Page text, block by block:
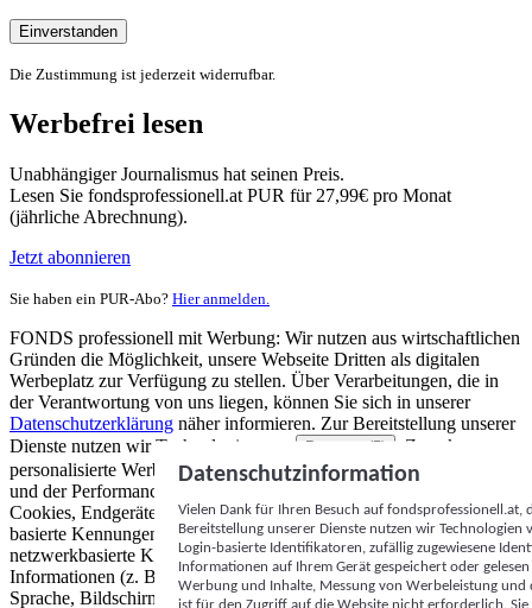
Einverstanden
Die Zustimmung ist jederzeit widerrufbar.
Werbefrei lesen
Unabhängiger Journalismus hat seinen Preis.
Lesen Sie fondsprofessionell.at PUR für 27,99€ pro Monat
(jährliche Abrechnung).
Jetzt abonnieren
Sie haben ein PUR-Abo? Hier anmelden.
FONDS professionell mit Werbung: Wir nutzen aus wirtschaftlichen
Gründen die Möglichkeit, unsere Webseite Dritten als digitalen
Werbeplatz zur Verfügung zu stellen. Über Verarbeitungen, die in
der Verantwortung von uns liegen, können Sie sich in unserer
Datenschutzerklärung näher informieren. Zur Bereitstellung unserer
Dienste nutzen wir Technologien von
Partnern (5)
. Zwecke:
personalisierte Werbung und Inhalte, Messung von Werbeleistung
und der Performance von Inhalten sowie Zielgruppenforschung.
Cookies, Endgeräte- oder ähnliche Online-Kennungen (z. B. login-
basierte Kennungen, zufällig generierte Kennungen,
netzwerkbasierte Kennungen) können zusammen mit anderen
Informationen (z. B. Browsertyp und Browserinformationen,
Sprache, Bildschirmgröße, unterstützte Technologien usw.) auf
Datenschutzinformation
Vielen Dank für Ihren Besuch auf
Bereitstellung unserer Dienste nutzen wir Technologien
Login-basierte Identifikatoren, zufällig zugewiesene
Informationen auf Ihrem Gerät gespeichert oder
Werbung und Inhalte, Messung von Werbeleistung
ist für den Zugriff auf die Website nicht erforderlich.